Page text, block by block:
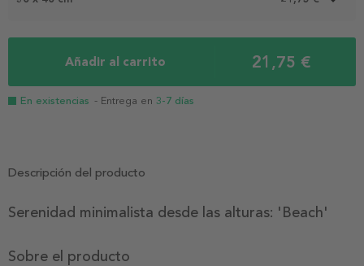
Añadir al carrito 21,75 €
En existencias - Entrega en 3-7 días
Descripción del producto
Serenidad minimalista desde las alturas: 'Beach'
Sobre el producto